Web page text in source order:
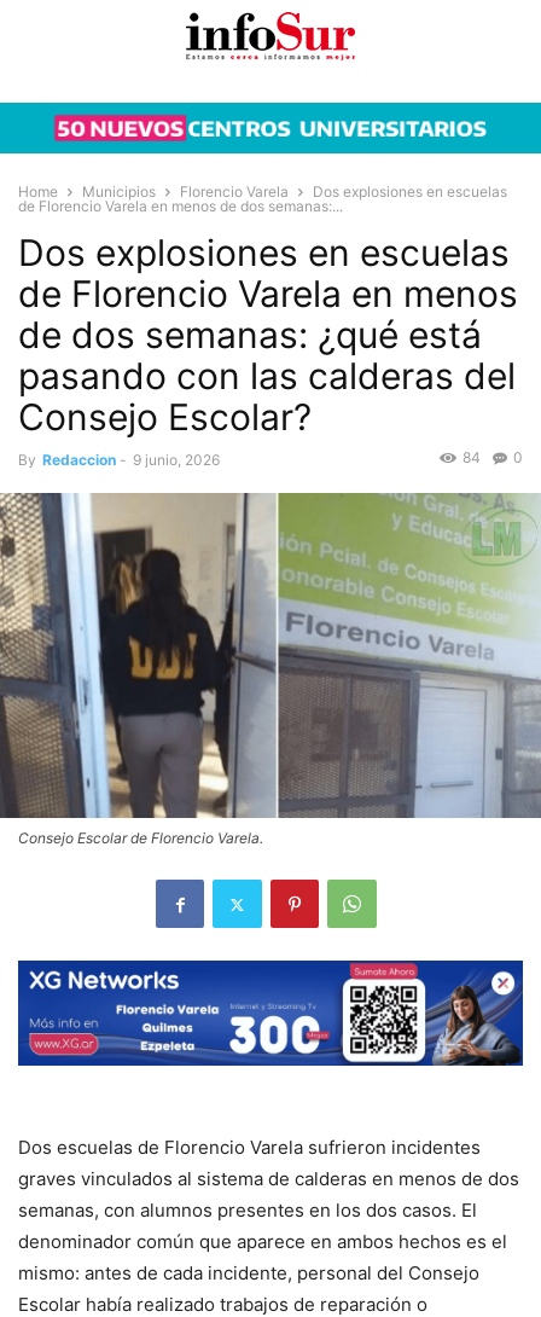
Home Municipios Florencio Varela
Dos explosiones en escuelas
de Florencio Varela en menos de dos semanas:...
Dos explosiones en escuelas
de Florencio Varela en menos
de dos semanas: ¿qué está
pasando con las calderas del
Consejo Escolar?
By Redaccion - 9 junio, 2026 0
84
Consejo Escolar de Florencio Varela.
Dos escuelas de Florencio Varela sufrieron incidentes
graves vinculados al sistema de calderas en menos de dos
semanas, con alumnos presentes en los dos casos. El
denominador común que aparece en ambos hechos es el
mismo: antes de cada incidente, personal del Consejo
Escolar había realizado trabajos de reparación o